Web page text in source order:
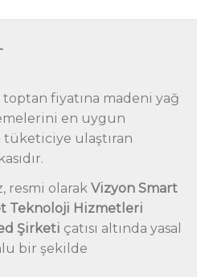
toptan fiyatına madeni yağ
en uygun
ulaştıran
resmi olarak Vizyon Smart
Teknoloji Hizmetleri
Şirketi çatısı altında yasal
bir şekilde